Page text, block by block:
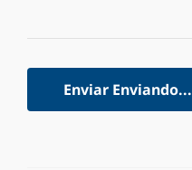
Enviar Enviando...